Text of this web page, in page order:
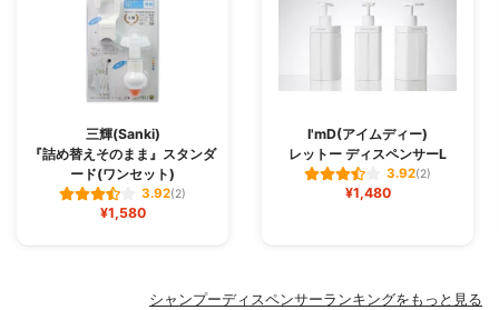
三輝(Sanki)
『詰め替えそのまま』スタンダ
ード(ワンセット)
3.92(2)
¥1,580
I'mD(アイムディー)
レットー ディスペンサーL
3.92(2)
¥1,480
シャンプーディスペンサーランキングをもっと見る